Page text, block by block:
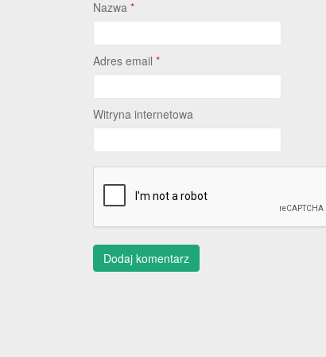
Nazwa *
Adres email *
Witryna internetowa